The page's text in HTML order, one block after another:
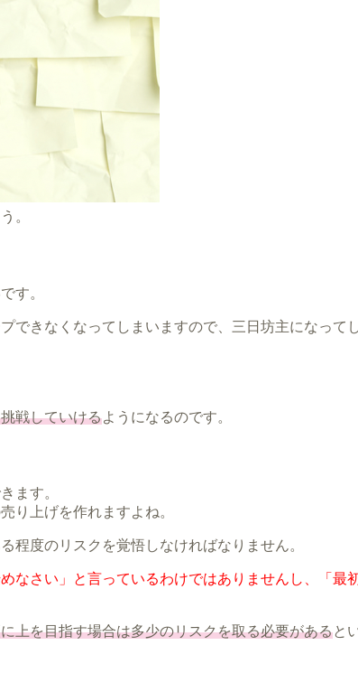
。
す。
きなくなってしまいますので、三日坊主になって
戦していけるようになるのです。
ます。
り上げを作れますよね。
程度のリスクを覚悟しなければなりません。
めなさい」と言っているわけではありませんし、「
上を目指す場合は多少のリスクを取る必要があると